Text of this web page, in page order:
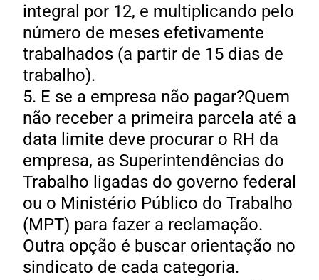
integral por 12, e multiplicando pelo
número de meses efetivamente
trabalhados (a partir de 15 dias de
trabalho).
5. E se a empresa não pagar?Quem
não receber a primeira parcela até a
data limite deve procurar o RH da
empresa, as Superintendências do
Trabalho ligadas do governo federal
ou o Ministério Público do Trabalho
(MPT) para fazer a reclamação.
Outra opção é buscar orientação no
sindicato de cada categoria.